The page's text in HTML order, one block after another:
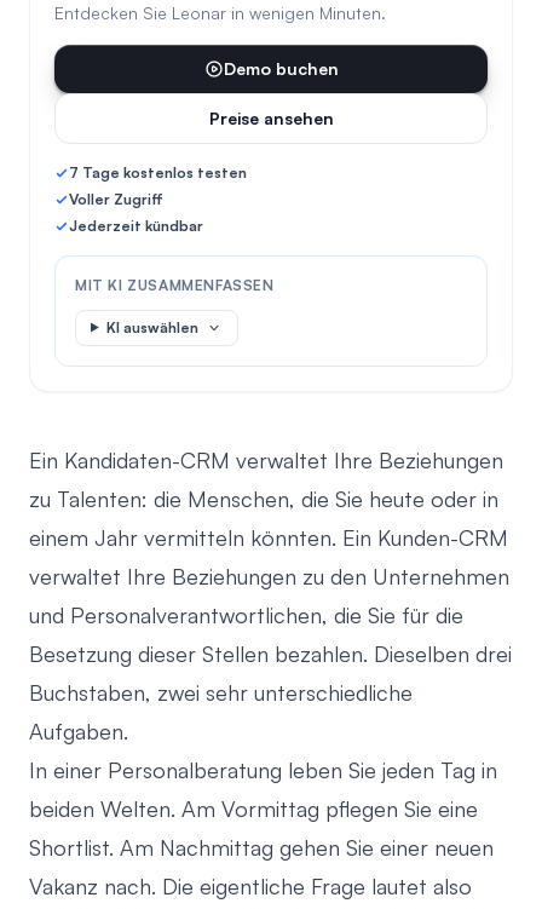
Entdecken Sie Leonar in wenigen Minuten.
Demo buchen
Preise ansehen
7 Tage kostenlos testen
Voller Zugriff
Jederzeit kündbar
MIT KI ZUSAMMENFASSEN
KI auswählen
Ein Kandidaten-CRM verwaltet Ihre Beziehungen
zu Talenten: die Menschen, die Sie heute oder in
einem Jahr vermitteln könnten. Ein Kunden-CRM
verwaltet Ihre Beziehungen zu den Unternehmen
und Personalverantwortlichen, die Sie für die
Besetzung dieser Stellen bezahlen. Dieselben drei
Buchstaben, zwei sehr unterschiedliche
Aufgaben.
In einer Personalberatung leben Sie jeden Tag in
beiden Welten. Am Vormittag pflegen Sie eine
Shortlist. Am Nachmittag gehen Sie einer neuen
Vakanz nach. Die eigentliche Frage lautet also